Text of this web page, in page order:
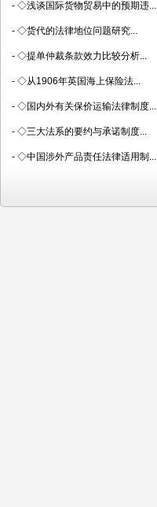
- ◇浅谈国际货物贸易中的预期违...
- ◇货代的法律地位问题研究...
- ◇提单仲裁条款效力比较分析...
- ◇从1906年英国海上保险法...
- ◇国内外有关保价运输法律制度...
- ◇三大法系的要约与承诺制度...
- ◇中国涉外产品责任法律适用制...